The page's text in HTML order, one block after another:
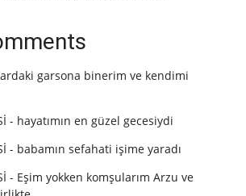
garsona binerim ve kendimi
- hayatımın en güzel gecesiydi
- babamın sefahati işime yaradı
- Eşim yokken komşularım Arzu ve